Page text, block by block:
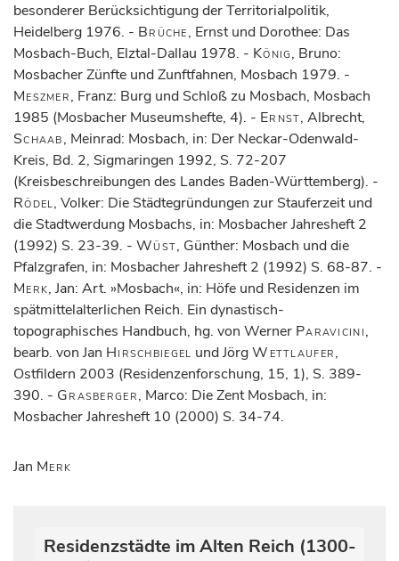
besonderer Berücksichtigung der Territorialpolitik,
Heidelberg 1976. - Brüche, Ernst und Dorothee: Das
Mosbach-Buch, Elztal-Dallau 1978. - König, Bruno:
Mosbacher Zünfte und Zunftfahnen, Mosbach 1979. -
Meszmer, Franz: Burg und Schloß zu Mosbach, Mosbach
1985 (Mosbacher Museumshefte, 4). - Ernst, Albrecht,
Schaab, Meinrad: Mosbach, in: Der Neckar-Odenwald-
Kreis, Bd. 2, Sigmaringen 1992, S. 72-207
(Kreisbeschreibungen des Landes Baden-Württemberg). -
Rödel, Volker: Die Städtegründungen zur Stauferzeit und
die Stadtwerdung Mosbachs, in: Mosbacher Jahresheft 2
(1992) S. 23-39. - Wüst, Günther: Mosbach und die
Pfalzgrafen, in: Mosbacher Jahresheft 2 (1992) S. 68-87. -
Merk, Jan: Art. »Mosbach«, in: Höfe und Residenzen im
spätmittelalterlichen Reich. Ein dynastisch-
topographisches Handbuch, hg. von Werner Paravicini,
bearb. von Jan Hirschbiegel und JörgWettlaufer,
Ostfildern 2003 (Residenzenforschung, 15, 1), S. 389-
390. - Grasberger, Marco: Die Zent Mosbach, in:
Mosbacher Jahresheft 10 (2000) S. 34-74.
Jan Merk
Residenzstädte im Alten Reich (1300-